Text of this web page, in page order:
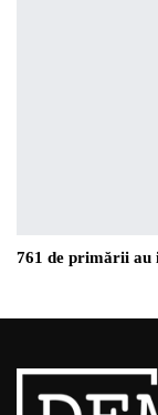
761 de primării